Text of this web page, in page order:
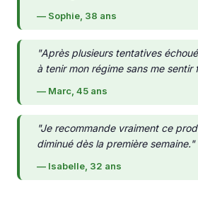
— Sophie, 38 ans
"Après plusieurs tentatives
à tenir mon régime sans me sentir
— Marc, 45 ans
"Je recommande vraiment ce
diminué dès la première semaine."
— Isabelle, 32 ans